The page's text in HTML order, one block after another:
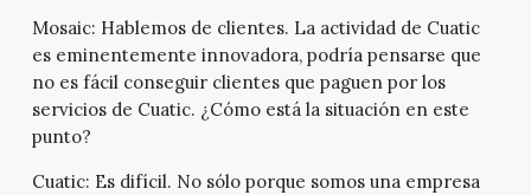
Mosaic: Hablemos de clientes. La actividad de Cuatic
es eminentemente innovadora, podría pensarse que
no es fácil conseguir clientes que paguen por los
servicios de Cuatic. ¿Cómo está la situación en este
punto?
Cuatic: Es difícil. No sólo porque somos una empresa